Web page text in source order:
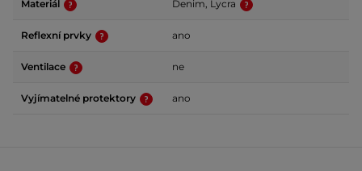
Materiál Denim, Lycra
Reflexní prvky ano
Ventilace ne
Vyjímatelné protektory ano